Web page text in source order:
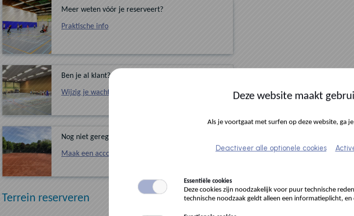
Meer weten vóór je reserveert?
Praktische info
Ben je al klant?
Wijzig je wachtwoord
Nog niet geregistreerd?
Maak een account aan
Terrein reserveren
Deze website maakt
Als je voortgaat met surfen op deze website, ga
Deactiveer alle optionele cookies
Essentiële cookies
Deze cookies zijn noodzakelijk voor puur technische
technische noodzaak geldt alleen een informatieplicht,